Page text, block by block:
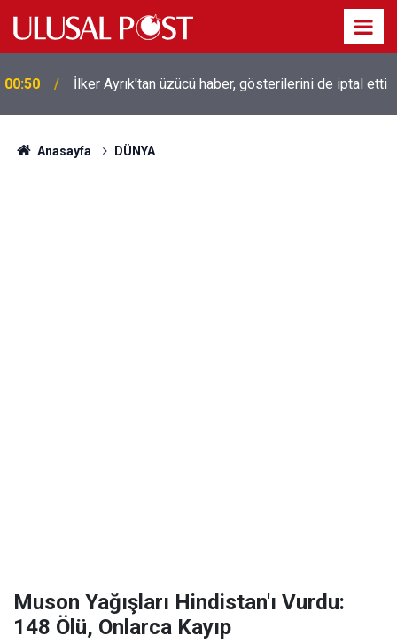
00:39
Liverpool efsanesi Mısırlı yıldız Mohamed Salah
Trabzonspor ile anlaştı! Yarın geliyor
Anasayfa DÜNYA
Muson Yağışları Hindistan'ı Vurdu:
148 Ölü, Onlarca Kayıp